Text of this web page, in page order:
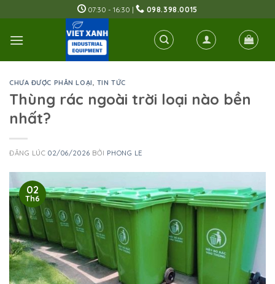
to
content
07:30 - 16:30 | 098.398.0015
CHƯA ĐƯỢC PHÂN LOẠI, TIN TỨC
Thùng rác ngoài trời loại nào bền
nhất?
ĐĂNG LÚC02/06/2026 BỞI PHONG LE
02
Th6